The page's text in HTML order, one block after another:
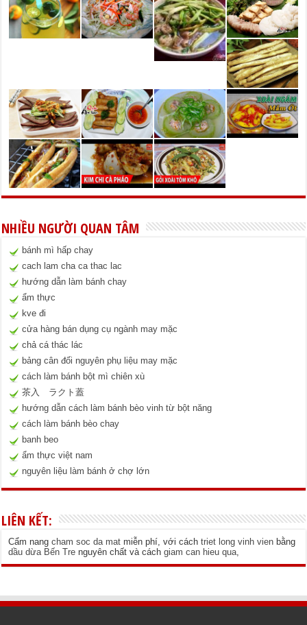
NHIỀU NGƯỜI QUAN TÂM
bánh mì hấp chay
cach lam cha ca thac lac
hướng dẫn làm bánh chay
ẩm thực
kve đi
cửa hàng bán dụng cụ ngành may mặc
chả cá thác lác
bảng cân đối nguyên phụ liệu may mặc
cách làm bánh bột mì chiên xù
茶入 ラクト蓋
hướng dẫn cách làm bánh bèo vinh từ bột năng
cách làm bánh bèo chay
banh beo
ẩm thực việt nam
nguyên liệu làm bánh ở chợ lớn
LIÊN KẾT:
Cẩm nangcham soc da mat miễn phí, với cáchtriet long vinh vien bằng
dầu dừa Bến Tre nguyên chất và cáchgiam can hieu qua